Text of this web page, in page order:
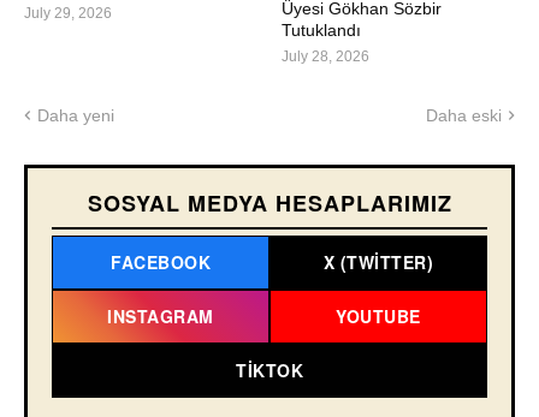
July 29, 2026
Üyesi Gökhan Sözbir
Tutuklandı
July 28, 2026
Daha yeni Daha eski
SOSYAL MEDYA HESAPLARIMIZ
FACEBOOK X (TWITTER)
INSTAGRAM YOUTUBE
TIKTOK